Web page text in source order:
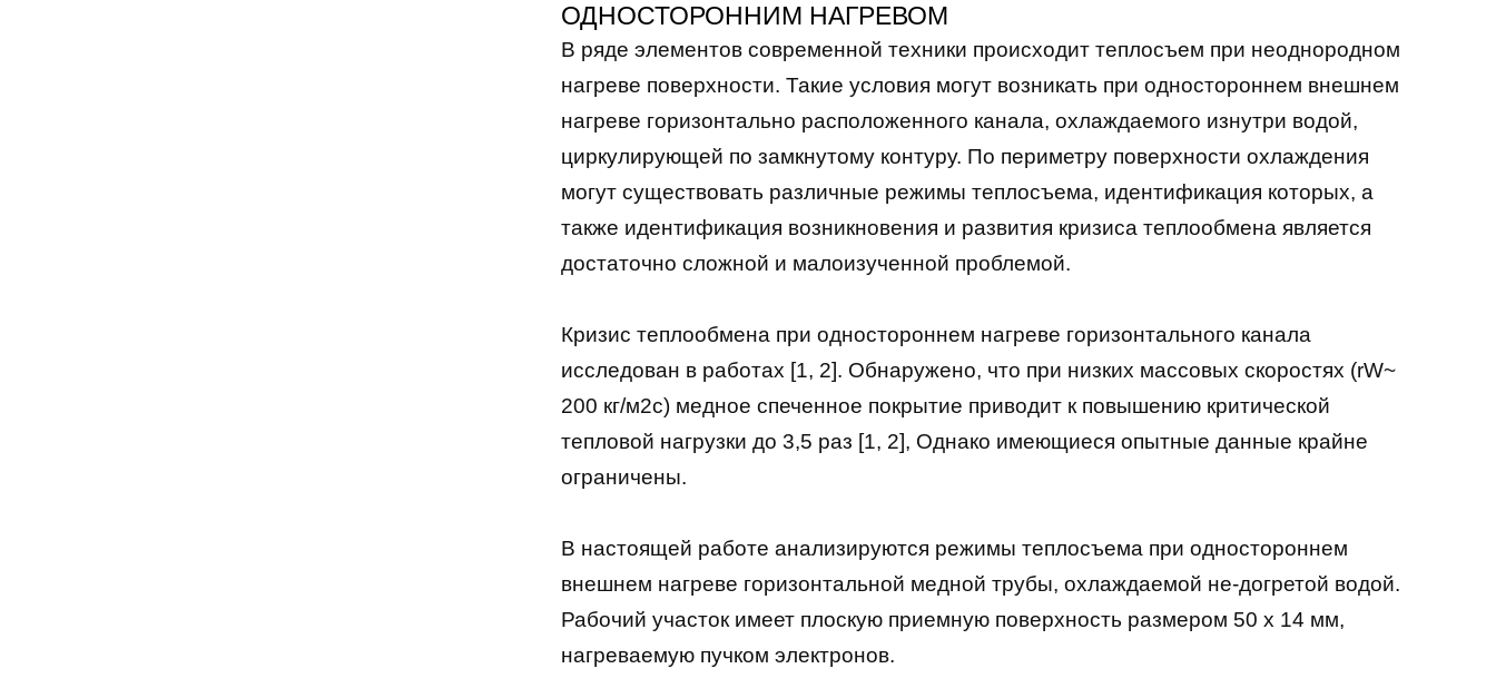
ОДНОСТОРОННИМ НАГРЕВОМ
В ряде элементов современной техники происходит теплосъем при неоднородном
нагреве поверхности. Такие условия могут возникать при одностороннем внешнем
нагреве горизонтально расположенного канала, охлаждаемого изнутри водой,
циркулирующей по замкнутому контуру. По периметру поверхности охлаждения
могут существовать различные режимы теплосъема, идентификация которых, а
также идентификация возникновения и развития кризиса теплообмена является
достаточно сложной и малоизученной проблемой.
Кризис теплообмена при одностороннем нагреве горизонтального канала
исследован в работах [1, 2]. Обнаружено, что при низких массовых скоростях (rW~
200 кг/м2с) медное спеченное покрытие приводит к повышению критической
тепловой нагрузки до 3,5 раз [1, 2], Однако имеющиеся опытные данные крайне
ограничены.
В настоящей работе анализируются режимы теплосъема при одностороннем
внешнем нагреве горизонтальной медной трубы, охлаждаемой не-догретой водой.
Рабочий участок имеет плоскую приемную поверхность размером 50 х 14 мм,
нагреваемую пучком электронов.